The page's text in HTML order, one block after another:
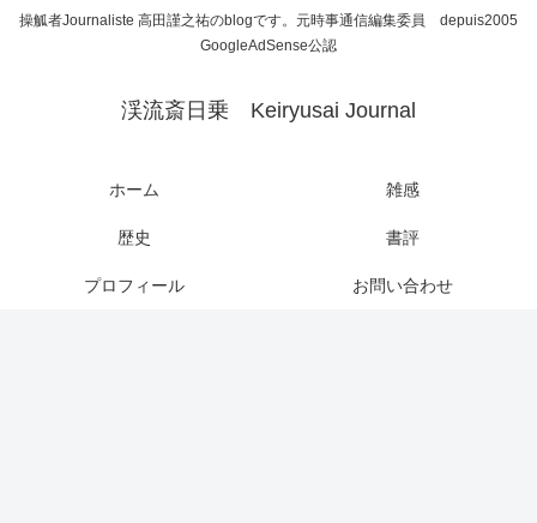
操觚者Journaliste 高田謹之祐のblogです。元時事通信編集委員 depuis2005
GoogleAdSense公認
渓流斎日乗 Keiryusai Journal
ホーム 雑感
歴史 書評
プロフィール お問い合わせ